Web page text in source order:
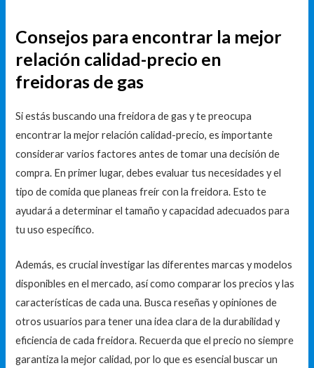
Consejos para encontrar la mejor
relación calidad-precio en
freidoras de gas
Si estás buscando una freidora de gas y te preocupa
encontrar la mejor relación calidad-precio, es importante
considerar varios factores antes de tomar una decisión de
compra. En primer lugar, debes evaluar tus necesidades y el
tipo de comida que planeas freír con la freidora. Esto te
ayudará a determinar el tamaño y capacidad adecuados para
tu uso específico.
Además, es crucial investigar las diferentes marcas y modelos
disponibles en el mercado, así como comparar los precios y las
características de cada una. Busca reseñas y opiniones de
otros usuarios para tener una idea clara de la durabilidad y
eficiencia de cada freidora. Recuerda que el precio no siempre
garantiza la mejor calidad, por lo que es esencial buscar un